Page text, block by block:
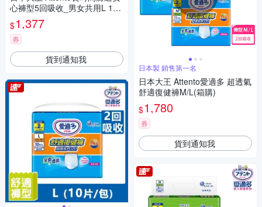
心褲型5回吸收_男女共用L 14
片/包(3包/箱)箱購
$1,377
券
貨到通知我
日本製 銷售第一名
日本大王 Attento愛適多 超透氣
舒適復健褲M/L(箱購)
$1,780
券
貨到通知我